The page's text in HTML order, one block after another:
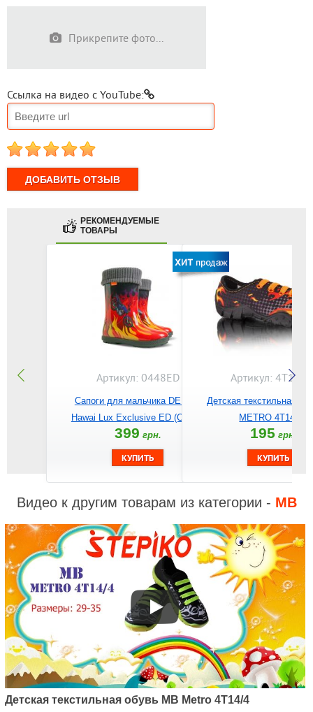
Прикрепите фото...
Ссылка на видео с YouTube:
1 2 3 4 5
РЕКОМЕНДУЕМЫЕ
ТОВАРЫ
Артикул: 0448ED
Сапоги для мальчика DEMAR
Hawai Lux Exclusive ED (Огонь)
399 грн.
Артикул: 4T14/
Детская текстильная
METRO 4T14/1b
195 грн.
Видео к другим товарам из категории - MB
Детская текстильная обувь MB Metro 4T14/4